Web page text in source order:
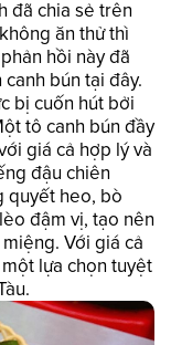
đã chia sẻ trên
ăn thử thì
hồi này đã
bún tại đây.
bị cuốn hút bởi
tô canh bún đầy
giá cả hợp lý và
đậu chiên
quyết heo, bò
đậm vị, tạo nên
Với giá cả
lựa chọn tuyệt